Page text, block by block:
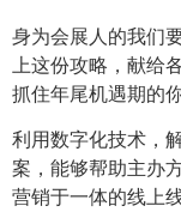
身为会展人的我们
上这份攻略，献给
抓住年尾机遇期的你
利用数字化技术，
案，能够帮助主办
营销于一体的线上